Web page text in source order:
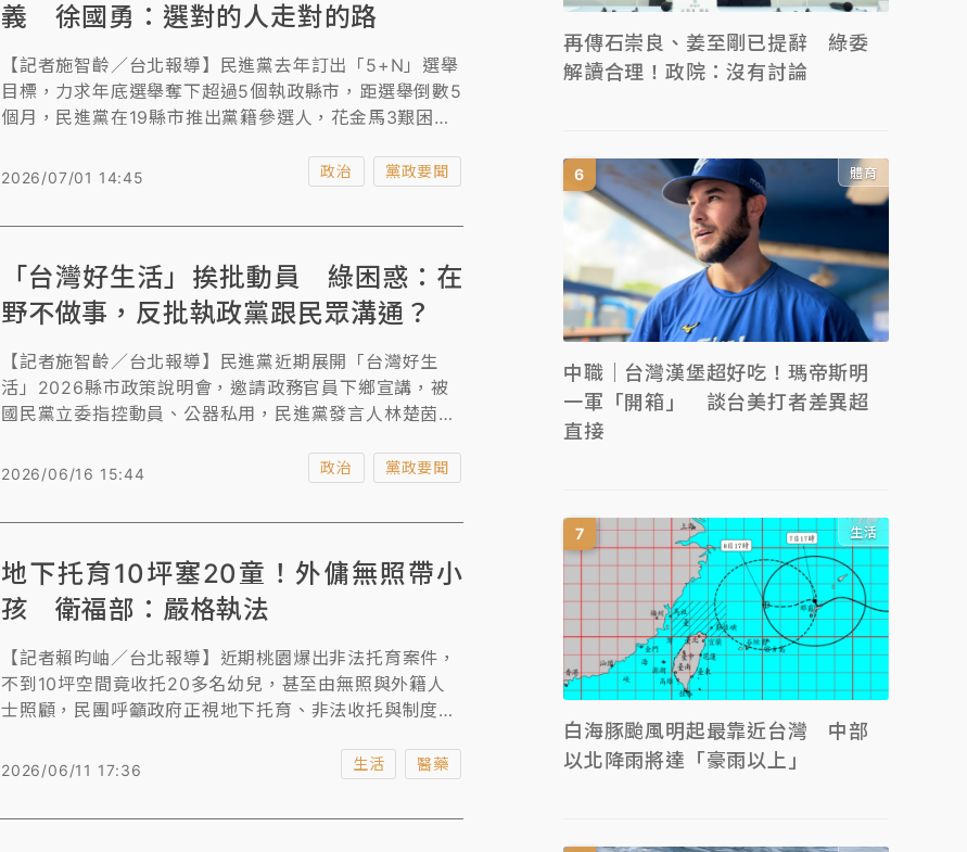
義 徐國勇：選對的人走對的路
【記者施智齡／台北報導】民進黨去年訂出「5+N」選舉
目標，力求年底選舉奪下超過5個執政縣市，距選舉倒數5
個月，民進黨在19縣市推出黨籍參選人，花金馬3艱困選
地方選舉政績及共同政見，替19日全代會誓師大會預先暖
2026/07/01 14:45 政治 黨政要聞
「台灣好生活」挨批動員 綠困惑：在
野不做事，反批執政黨跟民眾溝通？
【記者施智齡／台北報導】民進黨近期展開「台灣好生
活」2026縣市政策說明會，邀請政務官員下鄉宣講，被
國民黨立委指控動員、公器私用，民進黨發言人林楚茵今
團隊、地方第一線交流，向產業代表、社團幹部及基層民
政策，何錯之有？
2026/06/16 15:44 政治 黨政要聞
地下托育10坪塞20童！外傭無照帶小
孩 衛福部：嚴格執法
【記者賴昀岫／台北報導】近期桃園爆出非法托育案件，
不到10坪空間竟收托20多名幼兒，甚至由無照與外籍人
士照顧，民團呼籲政府正視地下托育、非法收托與制度失
一定會嚴格執法保障孩子安全；此外，也已發函針對集合
絕。
2026/06/11 17:36 生活 醫藥
再傳石崇良、姜至剛已提辭 綠委
解讀合理！政院：沒有討論
體育
中職｜台灣漢堡超好吃！瑪帝斯明
一軍「開箱」 談台美打者差異超
直接
生活
白海豚颱風明起最靠近台灣 中部
以北降雨將達「豪雨以上」